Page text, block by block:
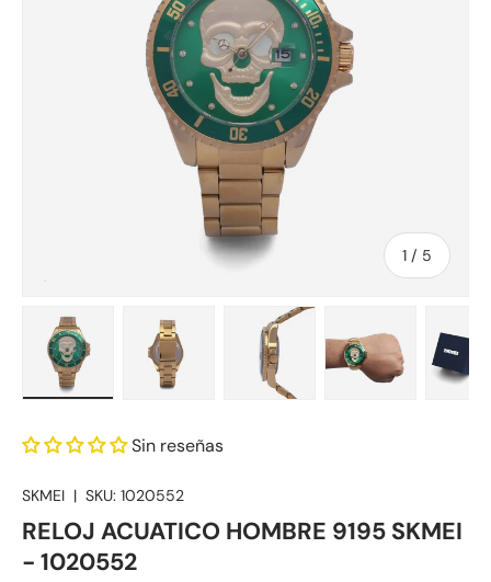
1 / de
5
Sin reseñas
SKMEI | SKU: 1020552
RELOJ ACUATICO HOMBRE 9195 SKMEI
- 1020552